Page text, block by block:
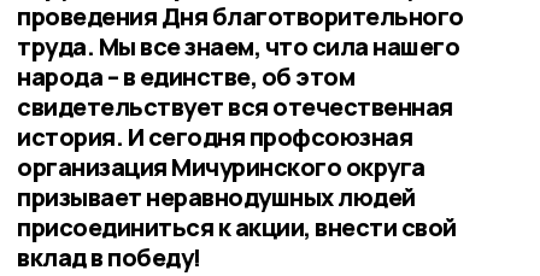
проведения Дня благотворительного
труда. Мы все знаем, что сила нашего
народа – в единстве, об этом
свидетельствует вся отечественная
история. И сегодня профсоюзная
организация Мичуринского округа
призывает неравнодушных людей
присоединиться к акции, внести свой
вклад в победу!